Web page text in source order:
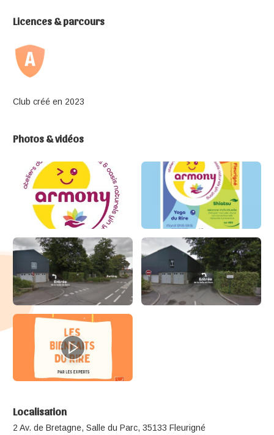
Licences & parcours
Club créé en 2023
Photos & vidéos
Localisation
2 Av. de Bretagne, Salle du Parc, 35133 Fleurigné